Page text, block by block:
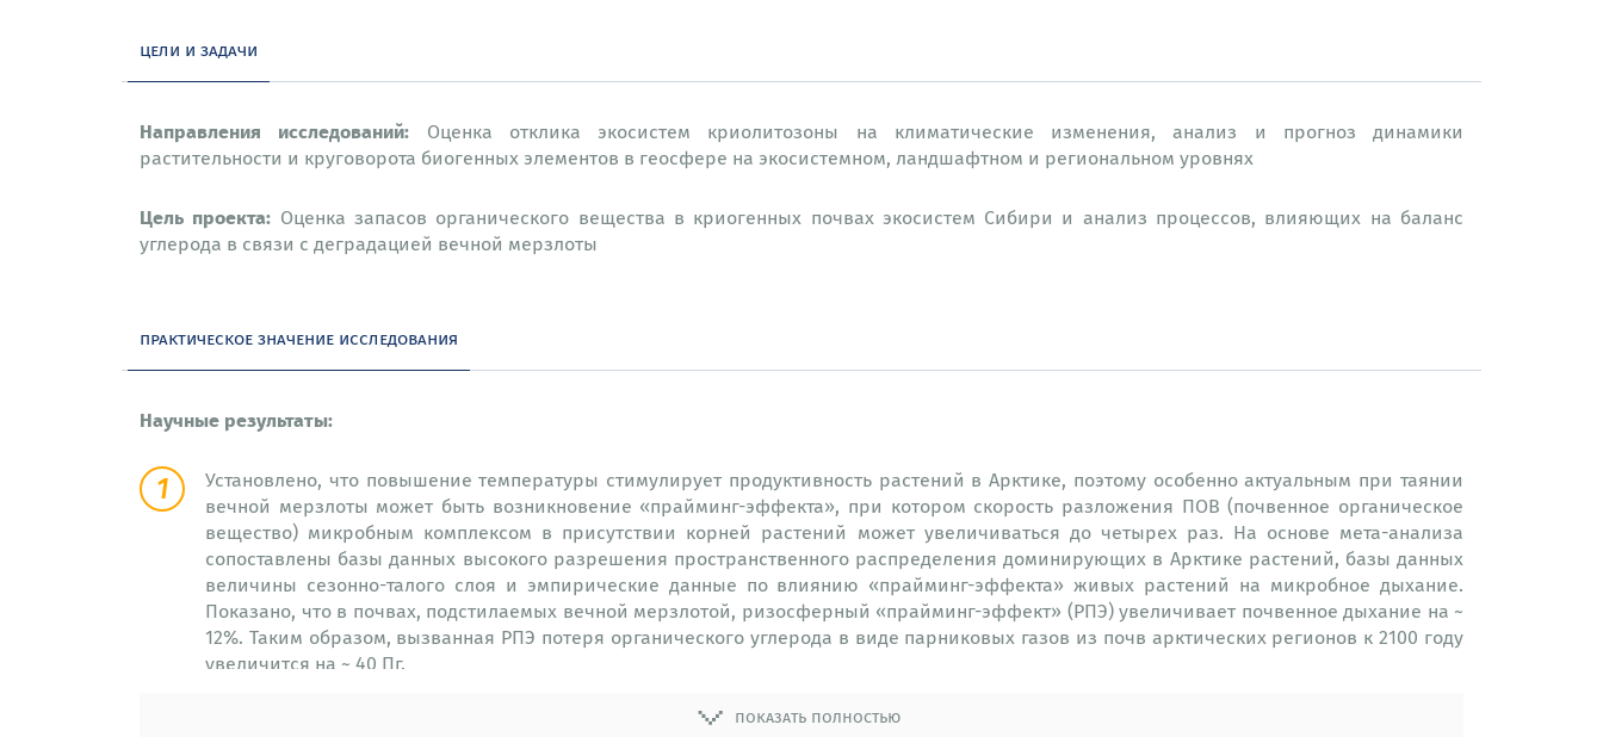
цели и задачи
Направления исследований: Оценка отклика экосистем криолитозоны на климатические изменения, анализ и прогноз динамики
растительности и круговорота биогенных элементов в геосфере на экосистемном, ландшафтном и региональном уровнях
Цель проекта: Оценка запасов органического вещества в криогенных почвах экосистем Сибири и анализ процессов, влияющих на баланс
углерода в связи с деградацией вечной мерзлоты
практическое значение исследования
Научные результаты:
Установлено, что повышение температуры стимулирует продуктивность растений в Арктике, поэтому особенно актуальным при таянии
вечной мерзлоты может быть возникновение «прайминг-эффекта», при котором скорость разложения ПОВ (почвенное органическое
вещество) микробным комплексом в присутствии корней растений может увеличиваться до четырех раз. На основе мета-анализа
сопоставлены базы данных высокого разрешения пространственного распределения доминирующих в Арктике растений, базы данных
величины сезонно-талого слоя и эмпирические данные по влиянию «прайминг-эффекта» живых растений на микробное дыхание.
Показано, что в почвах, подстилаемых вечной мерзлотой, ризосферный «прайминг-эффект» (РПЭ) увеличивает почвенное дыхание на ~
12%. Таким образом, вызванная РПЭ потеря органического углерода в виде парниковых газов из почв арктических регионов к 2100 году
увеличится на ~ 40 Пг.
Данные пятилетних наблюдений за динамикой выделения парниковых газов (СО
показать полностью